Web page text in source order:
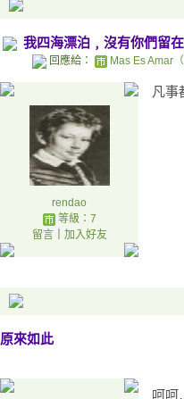
我四海漂泊﹐沒有你們留
回應給： Mas Es Amar
rendao
等級：7
留言｜ 加入好友
凡事
原來如此
呵呵